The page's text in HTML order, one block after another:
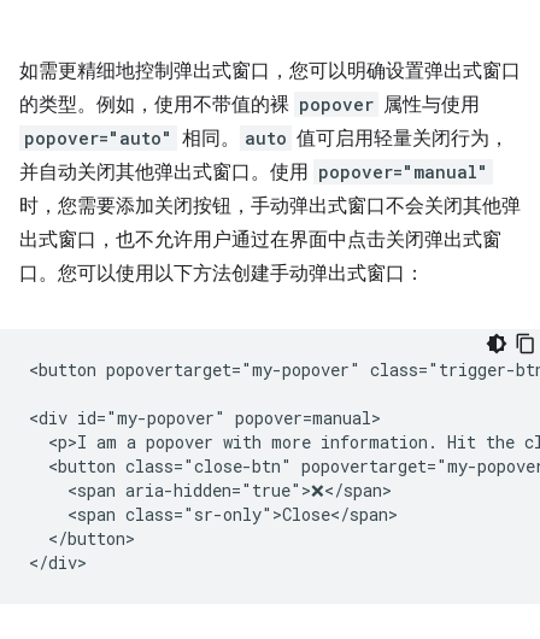
如需更精细地控制弹出式窗口，您可以明确设置弹出式窗口
的类型。例如，使用不带值的裸 popover 属性与使用
popover="auto" 相同。 auto 值可启用轻量关闭行为，
并自动关闭其他弹出式窗口。使用 popover="manual"
时，您需要添加关闭按钮，手动弹出式窗口不会关闭其他弹
出式窗口，也不允许用户通过在界面中点击关闭弹出式窗
口。您可以使用以下方法创建手动弹出式窗口：
<button popovertarget="my-popover" class="trigger-
<div id="my-popover" popover=manual>
<p>I am a popover with more information. Hit the
<button class="close-btn" popovertarget="my-
    <span aria-hidden="true">❌</span>
    <span class="sr-only">Close</span>
  </button>